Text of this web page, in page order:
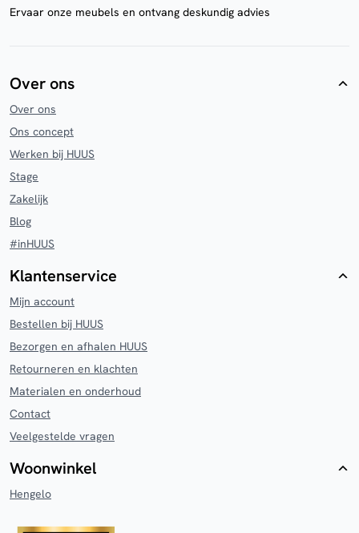
Ervaar onze meubels en ontvang deskundig advies
Over ons
Over ons
Ons concept
Werken bij HUUS
Stage
Zakelijk
Blog
#inHUUS
Klantenservice
Mijn account
Bestellen bij HUUS
Bezorgen en afhalen HUUS
Retourneren en klachten
Materialen en onderhoud
Contact
Veelgestelde vragen
Woonwinkel
Hengelo